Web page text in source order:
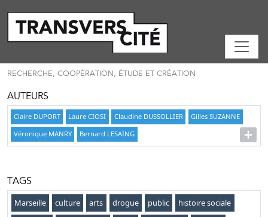
RECHERCHE, COOPÉRATION, ÉTUDE ET CRÉATION
AUTEURS
Claire DUPORT Laure CIOSI Claudine DUSSOLLIER
Gilles SUZANNE
Véronique MANRY
Bernard LESAING
TAGS
Marseille culture arts drogue public
histoire sociale